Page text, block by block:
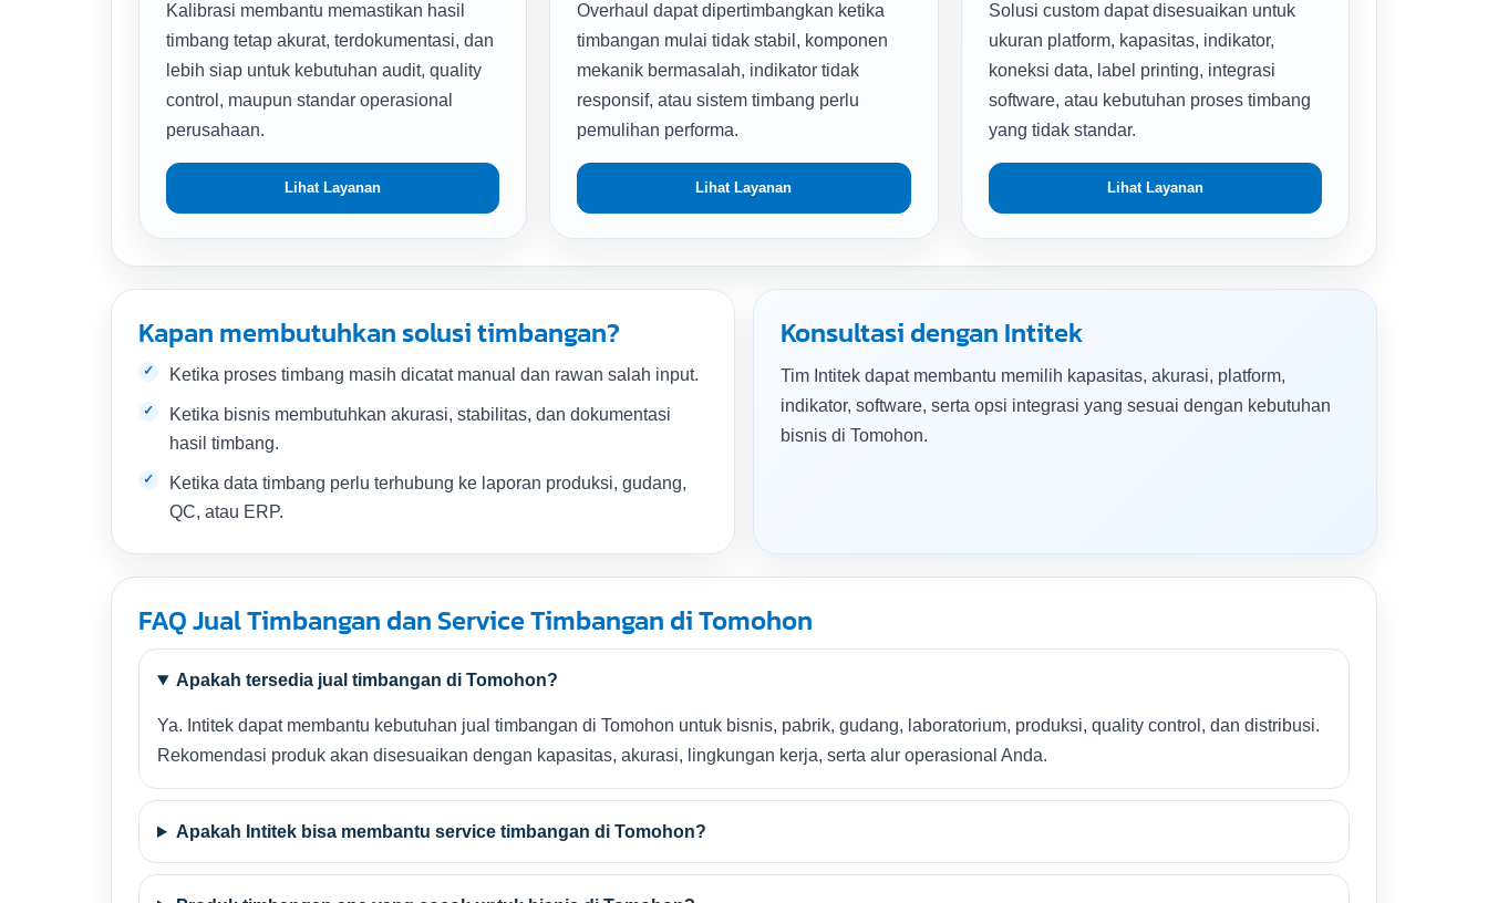
Kalibrasi membantu memastikan hasil
timbang tetap akurat, terdokumentasi, dan
lebih siap untuk kebutuhan audit, quality
control, maupun standar operasional
perusahaan.
Lihat Layanan
Overhaul dapat dipertimbangkan ketika
timbangan mulai tidak stabil, komponen
mekanik bermasalah, indikator tidak
responsif, atau sistem timbang perlu
pemulihan performa.
Lihat Layanan
Solusi custom dapat disesuaikan untuk
ukuran platform, kapasitas, indikator,
koneksi data, label printing, integrasi
software, atau kebutuhan proses timbang
yang tidak standar.
Lihat Layanan
Kapan membutuhkan solusi timbangan?
Ketika proses timbang masih dicatat manual dan rawan salah input.
Ketika bisnis membutuhkan akurasi, stabilitas, dan dokumentasi
hasil timbang.
Ketika data timbang perlu terhubung ke laporan produksi, gudang,
QC, atau ERP.
Konsultasi dengan Intitek
Tim Intitek dapat membantu memilih kapasitas, akurasi, platform,
indikator, software, serta opsi integrasi yang sesuai dengan kebutuhan
bisnis di Tomohon.
FAQ Jual Timbangan dan Service Timbangan di Tomohon
Apakah tersedia jual timbangan di Tomohon?
Ya. Intitek dapat membantu kebutuhan jual timbangan di Tomohon untuk bisnis, pabrik, gudang, laboratorium, produksi, quality control, dan distribusi.
Rekomendasi produk akan disesuaikan dengan kapasitas, akurasi, lingkungan kerja, serta alur operasional Anda.
Apakah Intitek bisa membantu service timbangan di Tomohon?